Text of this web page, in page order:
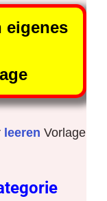
eigenes
leeren Vorlage